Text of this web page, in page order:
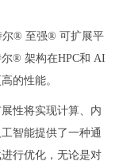
尔® 至强® 可扩展平
® 架构在HPC和 AI
的性能。
性将实现计算、内
智能提供了一种通
行优化，无论是对